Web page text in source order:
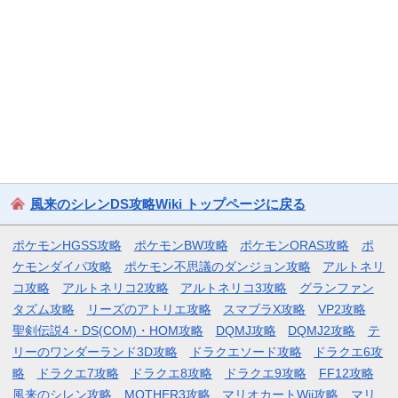
風来のシレンDS攻略Wiki トップページに戻る
ポケモンHGSS攻略 ポケモンBW攻略 ポケモンORAS攻略
ポ
ケモンダイパ攻略
ポケモン不思議のダンジョン攻略
アルトネリ
コ攻略
アルトネリコ2攻略 アルトネリコ3攻略
グランファン
タズム攻略
リーズのアトリエ攻略 スマブラX攻略
VP2攻略
聖剣伝説4・DS(COM)・HOM攻略
DQMJ攻略 DQMJ2攻略
テ
リーのワンダーランド3D攻略
ドラクエソード攻略
ドラクエ6攻
略
ドラクエ7攻略 ドラクエ8攻略 ドラクエ9攻略
FF12攻略
風来のシレン攻略
MOTHER3攻略 マリオカートWii攻略 マリ